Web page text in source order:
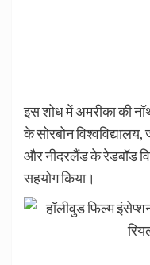
इस शोध में अमरीका की
के सोरबोन
और नीदरलैंड के रेडबॉड
सहयोग किया।